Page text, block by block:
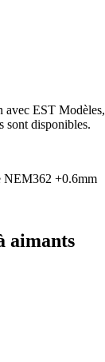
EST
sont disponibles.
NEM362 +0.6mm
aimants